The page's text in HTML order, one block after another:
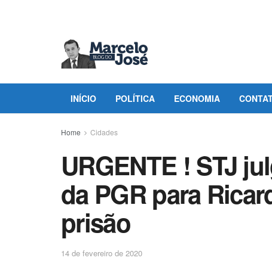
INÍCIO POLÍTICA ECONOMIA
Home Cidades
URGENTE ! STJ
da PGR para
prisão
14 de fevereiro de 2020